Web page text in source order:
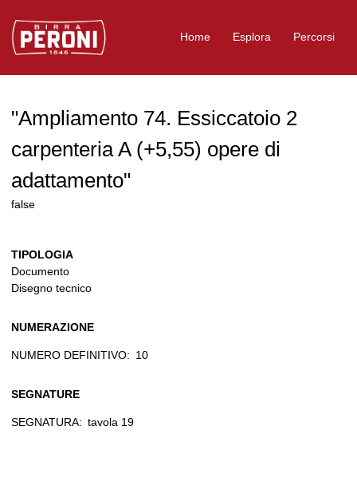
Logo Birra Peroni
Home Esplora Percorsi
"Ampliamento 74. Essiccatoio 2
carpenteria A (+5,55) opere di
adattamento"
false
TIPOLOGIA
Documento
Disegno tecnico
NUMERAZIONE
NUMERO DEFINITIVO: 10
SEGNATURE
SEGNATURA: tavola 19